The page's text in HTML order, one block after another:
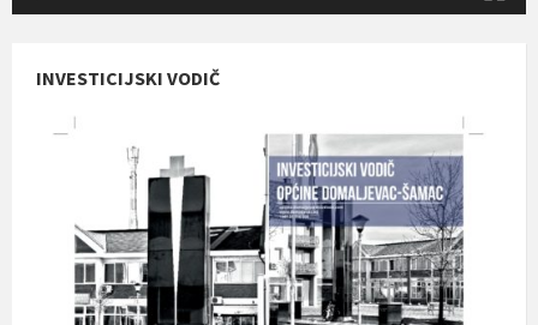
INVESTICIJSKI VODIČ